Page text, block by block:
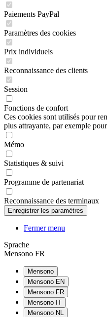
Paiements PayPal
Paramètres des cookies
Prix individuels
Reconnaissance des clients
Session
Fonctions de confort
Ces cookies sont utilisés pour
plus attrayante, par exemple
Mémo
Statistiques & suivi
Programme de partenariat
Reconnaissance des terminaux
Fermer menu
Sprache
Mensono FR
Mensono
Mensono EN
Mensono FR
Mensono IT
Mensono NL